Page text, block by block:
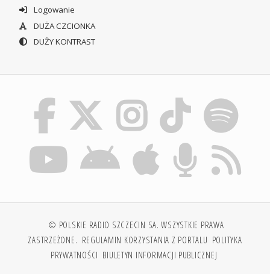
Logowanie
DUŻA CZCIONKA
DUŻY KONTRAST
© POLSKIE RADIO SZCZECIN SA. WSZYSTKIE PRAWA
ZASTRZEŻONE. REGULAMIN KORZYSTANIA Z PORTALU POLITYKA
PRYWATNOŚCI BIULETYN INFORMACJI PUBLICZNEJ